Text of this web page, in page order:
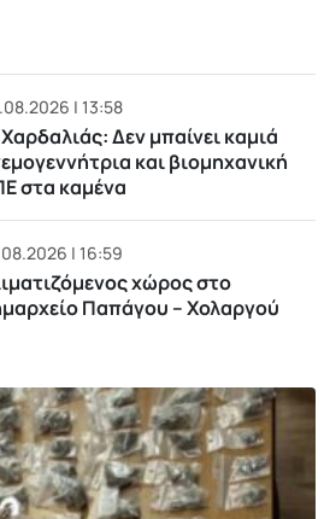
| 13:58
Δεν μπαίνει καμιά
και βιομηχανική
στα καμένα
| 16:59
χώρος στο
Παπάγου – Χολαργού